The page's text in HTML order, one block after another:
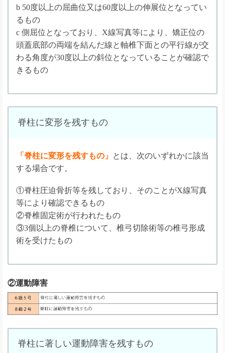
b 50度以上の屈曲位又は60度以上の伸展位となってい
るもの
c 側屈位となっており、X線写真等により、矯正位の
頭蓋底部の両端を結んだ線と軸椎下面との平行線が交
わる角度が30度以上の斜位となっていることが確認で
きるもの
脊柱に変形を残すもの
「脊柱に変形を残すもの」 とは、次のいずれかに該当
する場合です。
①脊柱圧迫骨折等を残しており、そのことがX線写真
等により確認できるもの
②脊椎固定術が行われたもの
③3個以上の脊椎について、椎弓切除術等の椎弓形成
術を受けたもの
②運動障害
脊柱に著しい運動障害を残すもの